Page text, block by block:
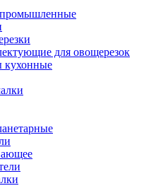
для овощерезок
кухонные